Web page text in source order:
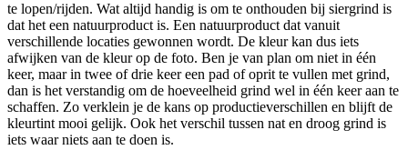
te lopen/rijden. Wat altijd handig is om te onthouden bij siergrind is
dat het een natuurproduct is. Een natuurproduct dat vanuit
verschillende locaties gewonnen wordt. De kleur kan dus iets
afwijken van de kleur op de foto. Ben je van plan om niet in één
keer, maar in twee of drie keer een pad of oprit te vullen met grind,
dan is het verstandig om de hoeveelheid grind wel in één keer aan te
schaffen. Zo verklein je de kans op productieverschillen en blijft de
kleurtint mooi gelijk. Ook het verschil tussen nat en droog grind is
iets waar niets aan te doen is.